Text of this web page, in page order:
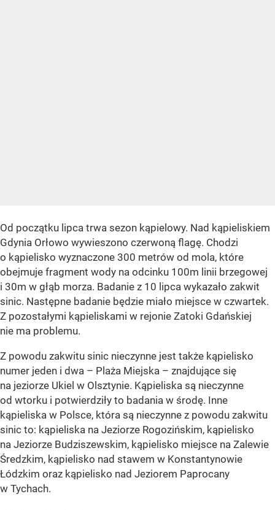
Od początku lipca trwa sezon kąpielowy. Nad kąpieliskiem
Gdynia Orłowo wywieszono czerwoną flagę. Chodzi
o kąpielisko wyznaczone 300 metrów od mola, które
obejmuje fragment wody na odcinku 100m linii brzegowej
i 30m w głąb morza. Badanie z 10 lipca wykazało zakwit
sinic. Następne badanie będzie miało miejsce w czwartek.
Z pozostałymi kąpieliskami w rejonie Zatoki Gdańskiej
nie ma problemu.
Z powodu zakwitu sinic nieczynne jest także kąpielisko
numer jeden i dwa – Plaża Miejska – znajdujące się
na jeziorze Ukiel w Olsztynie. Kąpieliska są nieczynne
od wtorku i potwierdziły to badania w środę. Inne
kąpieliska w Polsce, która są nieczynne z powodu zakwitu
sinic to: kąpieliska na Jeziorze Rogozińskim, kąpielisko
na Jeziorze Budziszewskim, kąpielisko miejsce na Zalewie
Średzkim, kąpielisko nad stawem w Konstantynowie
Łódzkim oraz kąpielisko nad Jeziorem Paprocany
w Tychach.